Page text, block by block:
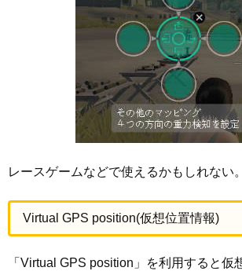
レースゲームなどで使えるかもしれない。
Virtual GPS position(仮想位置情報)
「Virtual GPS position」を利用すると仮